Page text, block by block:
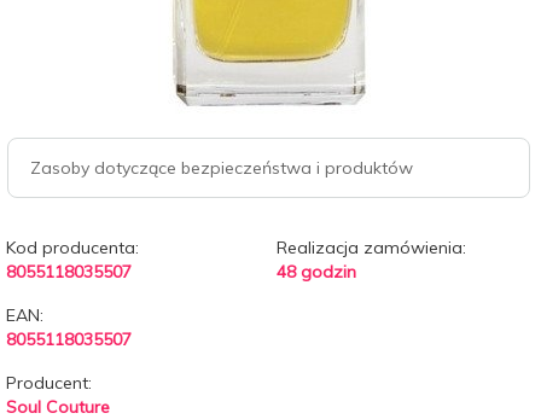
Zasoby dotyczące bezpieczeństwa i produktów
Kod producenta:
8055118035507
Realizacja zamówienia:
48 godzin
EAN:
8055118035507
Producent:
Soul Couture